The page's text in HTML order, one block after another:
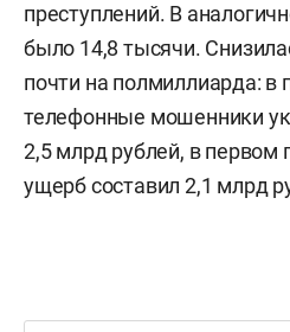
преступлений. В
было 14,8 тысячи.
почти на полмиллиарда:
телефонные мошенники
2,5 млрд рублей, в первом
ущерб составил 2,1 млрд